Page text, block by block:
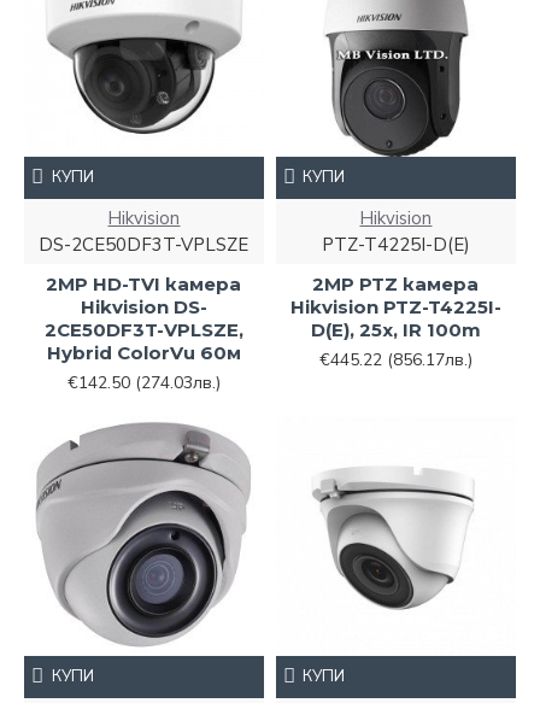
Hikvision
DS-2CE50DF3T-VPLSZE
2MP HD-TVI камера
Hikvision DS-
2CE50DF3T-VPLSZE,
Hybrid ColorVu 60м
€142.50 (274.03лв.)
КУПИ
Hikvision
PTZ-T4225I-D(E)
2MP PTZ камера
Hikvision PTZ-T4225I-
D(E), 25x, IR 100m
€445.22 (856.17лв.)
КУПИ
КУПИ КУПИ